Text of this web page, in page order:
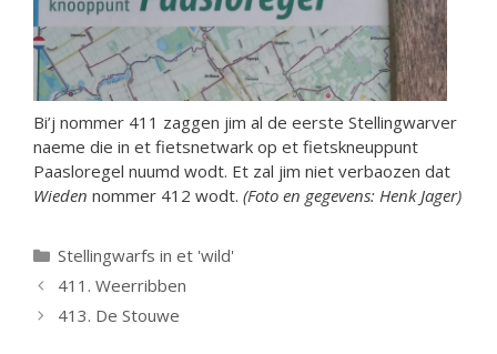
Bi’j nommer 411 zaggen jim al de eerste Stellingwarver
naeme die in et fietsnetwark op et fietskneuppunt
Paasloregel nuumd wodt. Et zal jim niet verbaozen dat
Wieden nommer 412 wodt. (Foto en gegevens: Henk Jager)
Categorieën
Stellingwarfs in et 'wild'
411. Weerribben
413. De Stouwe